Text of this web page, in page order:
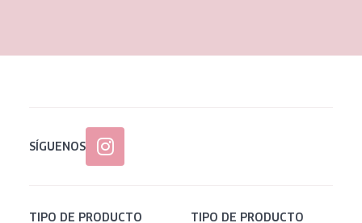
Todas las edades
SÍGUENOS
TIPO DE PRODUCTO TIPO DE PRODUCTO